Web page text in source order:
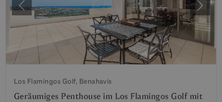
Vorherige
Los Flamingos Golf, Benahavis
Geräumiges Penthouse im Los Flamingos Golf mit